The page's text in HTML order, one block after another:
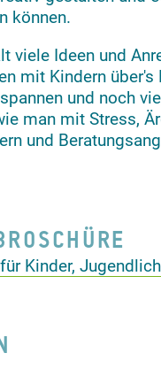
können.
viele Ideen und
mit Kindern über's
und noch
man mit Stress,
und
Kinder,